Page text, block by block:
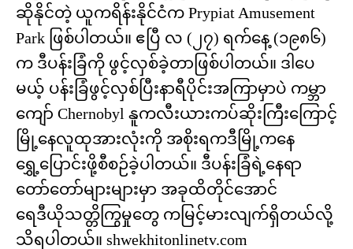
ဆိုနိုင်တဲ့ ယူကရိန်းနိုင်ငံက Prypiat Amusement
Park ဖြစ်ပါတယ်။ ဧပြီ လ (၂၇) ရက်နေ့ (၁၉၈၆)
က ဒီပန်းခြံကို ဖွင့်လှစ်ခဲ့တာဖြစ်ပါတယ်။ ဒါပေ
မယ့် ပန်းခြံဖွင့်လှစ်ပြီးနာရီပိုင်းအကြာမှာပဲ ကမ္ဘာ
ကျော် Chernobyl နူကလီးယားကပ်ဆိုးကြီးကြောင့်
မြို့နေလူထုအားလုံးကို အစိုးရကဒီမြို့ကနေ
ရွှေ့ပြောင်းဖို့စီစဉ်ခဲ့ပါတယ်။ ဒီပန်းခြံရဲ့နေရာ
တော်တော်များများမှာ အခုထိတိုင်အောင်
ရေဒီယိုသတ္တိကြွမှုတွေ ကမြင့်မားလျက်ရှိတယ်လို့
သိရပါတယ်။ shwekhitonlinetv.com